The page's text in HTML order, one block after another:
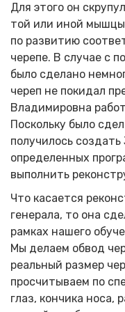
Для этого он
той или иной
по развитию
черепе. В случае с
было сделано
череп не покидал
Владимировна
Поскольку было
получилось
определенных
выполнить
Что касается
генерала, то она
рамках нашего
Мы делаем обвод
реальный размер
просчитываем по
глаз, кончика носа,